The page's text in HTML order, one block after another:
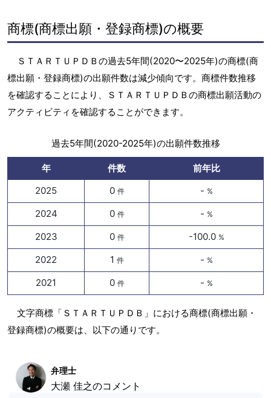
商標(商標出願・登録商標)の概要
ＳＴＡＲＴＵＰＤＢの過去5年間(2020〜2025年)の商標(商
標出願・登録商標)の出願件数は減少傾向です。商標件数推移
を確認することにより、ＳＴＡＲＴＵＰＤＢの商標出願活動の
アクティビティを確認することができます。
過去5年間(2020-2025年)の出願件数推移
年 件数
前年比
2025
0 件 - %
2024 0 件 - %
2023 0 件 -100.0 %
2022 1 件 - %
2021 0 件 - %
文字商標「ＳＴＡＲＴＵＰＤＢ」における商標(商標出願・
登録商標)の概要は、以下の通りです。
弁理士
大瀬 佳之のコメント